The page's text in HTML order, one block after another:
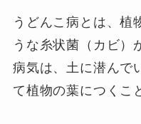
うどんこ病とは、植
うな糸状菌（カビ）
病気は、土に潜んで
て植物の葉につくこ